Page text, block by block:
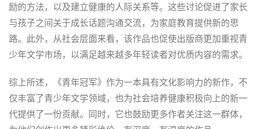
励的方法，以及建立健康的人际关系等。这些讨论促进了家长
与孩子之间关于成长话题沟通交流，为家庭教育提供新的思
路。此外，从社会层面来看，该作品也促使出版商更加重视青
少年文学市场，以满足越来越多年轻读者对优质内容的需求。
综上所述，《青年冠军》作为一本具有文化影响力的新作，不
仅丰富了青少年文学领域，也为社会培养健康积极向上的新一
代提供了一份贡献。同时，它也鼓励更多作者关注这一群体，